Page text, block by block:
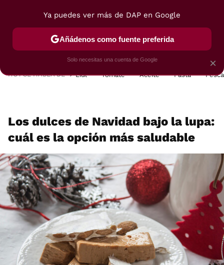
POSTRES VIAJES SELECCIÓN VEGUI
HOY SE HABLA DE Lidl Tomate Aceite Pasta
Los dulces de Navidad bajo la lupa:
cuál es la opción más saludable
×
Ya puedes ver más de DAP en Google
Añádenos como fuente preferida
Solo necesitas una cuenta de Google